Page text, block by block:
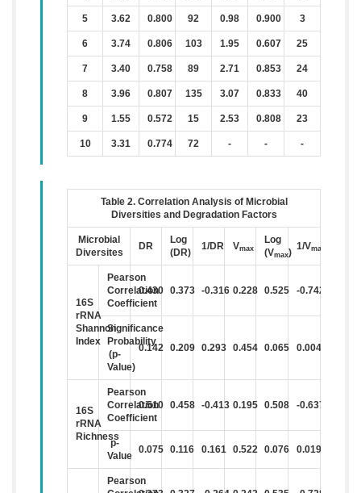
5 3.62 0.800 92 0.98 0.900 3
6 3.74 0.806 103 1.95 0.607 25
7 3.40 0.758 89 2.71 0.853 24
8 3.96 0.807 135 3.07 0.833 40
9 1.55 0.572 15 2.53 0.808 23
10 3.31 0.774 72 - - -
Table 2. Correlation Analysis of Microbial
Diversities and Degradation Factors
Microbial
Diversites
DR
Log
(DR)
1/DR Vmax
Log
(Vmax)
1/Vmax
16S
rRNA
Shannon
Index
Pearson
Correlation
Coefficient
0.430 0.373 -0.316 0.228 0.525 -0.742
Significance
Probability
(p-
Value)
0.142 0.209 0.293 0.454 0.065 0.004
16S
rRNA
Richness
Pearson
Correlation
Coefficient
0.510 0.458 -0.413 0.195 0.508 -0.637
p-
Value
0.075 0.116 0.161 0.522 0.076 0.019
Pearson